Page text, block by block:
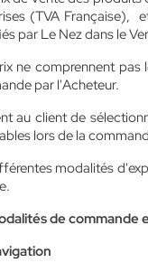
(TVA Française),
par Le Nez dans le
ne comprennent pas
par l'Acheteur.
au client de
lors de la
modalités
de commande